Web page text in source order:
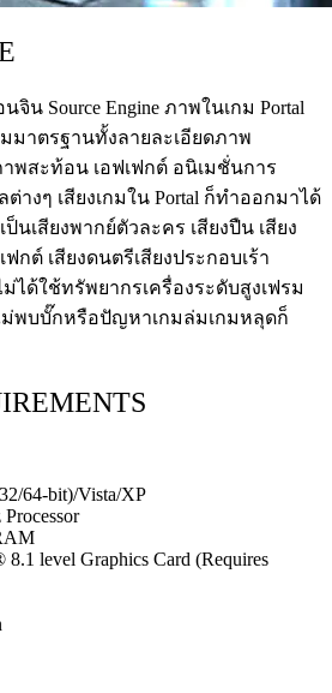
น Source Engine ภาพในเกม Portal
มาตรฐานทั้งลายละเอียดภาพ
พสะท้อน เอฟเฟกต์ อนิเมชั่นการ
างๆ เสียงเกมใน Portal ก็ทำออกมาได้
นเสียงพากย์ตัวละคร เสียงปืน เสียง
กต์ เสียงดนตรีเสียงประกอบเร้า
ได้ใช้ทรัพยากรเครื่องระดับสูงเฟรม
ม่พบบั๊กหรือปัญหาเกมล่มเกมหลุดก็
64-bit)/Vista/XP
level Graphics Card (Requires